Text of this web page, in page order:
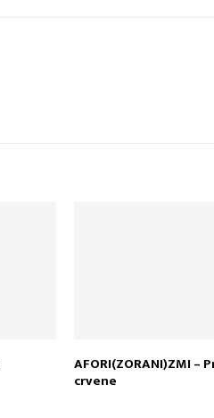
AFORI(ZORANI)ZMI –
crvene